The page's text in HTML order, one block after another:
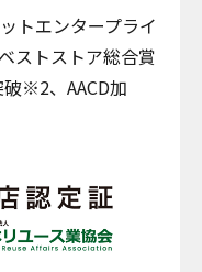
トエンタープライ
ストストア総合賞
※2、AACD加